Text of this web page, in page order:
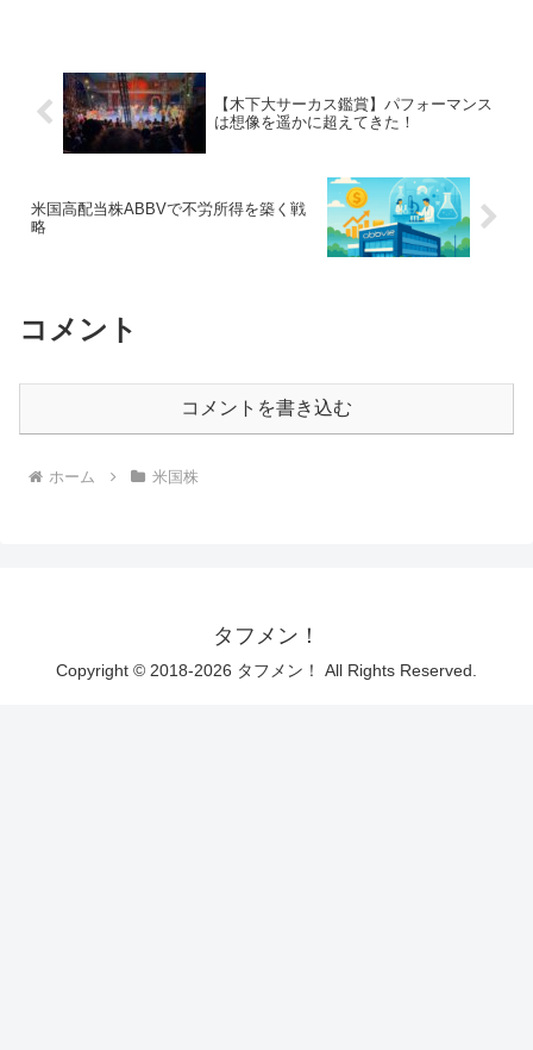
【木下大サーカス鑑賞】パフォーマンス
は想像を遥かに超えてきた！
米国高配当株ABBVで不労所得を築く戦
略
コメント
コメントを書き込む
ホーム 米国株
タフメン！
Copyright © 2018-2026 タフメン！ All Rights Reserved.